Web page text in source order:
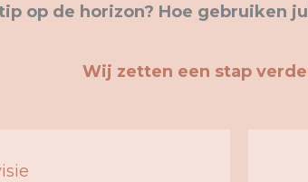
op de horizon? Hoe gebruiken
Wij zetten een stap